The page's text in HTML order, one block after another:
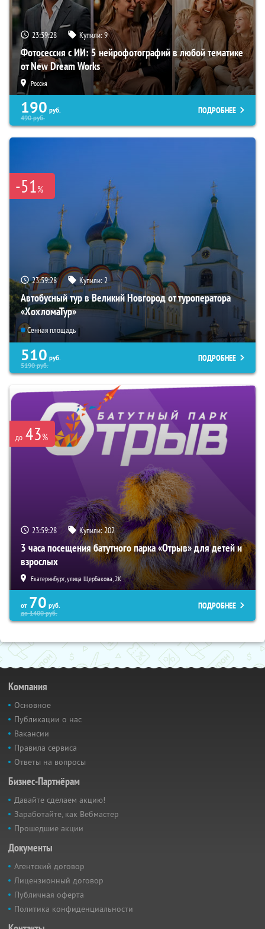
23:59:27 Купили:9
Фотосессия с ИИ: 5 нейрофотографий в любой тематике
от New Dream Works
Россия
190 руб.
490руб.
ПОДРОБНЕЕ
-51%
23:59:27 Купили:2
Автобусный тур в Великий Новгород от туроператора
«ХохломаТур»
Сенная площадь
510 руб.
5190руб.
ПОДРОБНЕЕ
до 43%
23:59:27 Купили:202
3 часа посещения батутного парка «Отрыв» для детей и
взрослых
Екатеринбург, улица Щербакова, 2К
от 70 руб.
до1400руб.
ПОДРОБНЕЕ
Компания
Основное
Публикации о нас
Вакансии
Правила сервиса
Ответы на вопросы
Бизнес-Партнёрам
Давайте сделаем акцию!
Заработайте, как Вебмастер
Прошедшие акции
Документы
Агентский договор
Лицензионный договор
Публичная оферта
Политика конфиденциальности